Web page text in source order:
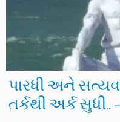
પારધી અને
તર્કથી અર્ક